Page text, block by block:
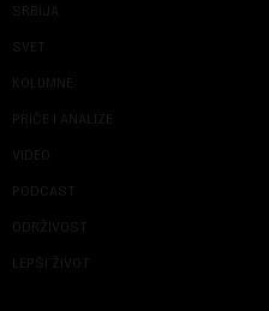
SRBIJA
SVET
KOLUMNE
PRIČE I ANALIZE
VIDEO
PODCAST
ODRŽIVOST
LEPŠI ŽIVOT